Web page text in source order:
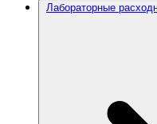
Лабораторные